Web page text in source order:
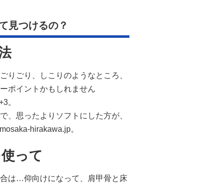
見つけるの？
りごり、しこりのようなところ、
ポイントかもしれません
。
思ったよりソフトにした方が、
osaka-hirakawa.jp。
って
は…仰向けになって、肩甲骨と床